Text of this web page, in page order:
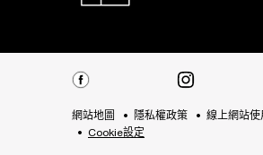
網站地圖 隱私權政策
線上網站使
Cookie設定